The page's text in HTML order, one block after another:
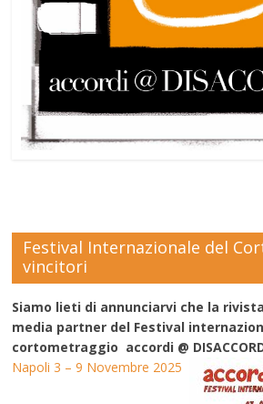
Festival Internazionale del
vincitori
Siamo lieti di annunciarvi che la
media partner del Festival
cortometraggio accordi @
Napoli 3 – 9 Novembre 2025